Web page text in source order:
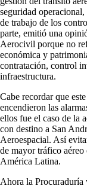
seguridad
de trabajo de los
parte, emitió una
Aerocivil porque no
económica y
contratación, control
infraestructura.
Cabe recordar que
encendieron las
ellos fue el caso de la
con destino a San
Aeroespacial. Así
de mayor tráfico
América Latina.
Ahora la Procuraduría